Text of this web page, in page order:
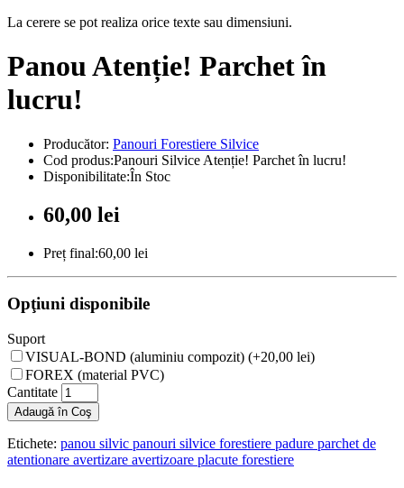
La cerere se pot realiza orice texte sau dimensiuni.
Panou Atenție! Parchet în
lucru!
Producător: Panouri Forestiere Silvice
Cod produs:Panouri Silvice Atenție! Parchet în lucru!
Disponibilitate:În Stoc
60,00 lei
Preț final:60,00 lei
Opţiuni disponibile
Suport
VISUAL-BOND (aluminiu compozit) (+20,00 lei)
FOREX (material PVC)
Cantitate
Adaugă în Coş
Etichete: panou silvic panouri silvice forestiere padure parchet de
atentionare avertizare avertizoare placute forestiere